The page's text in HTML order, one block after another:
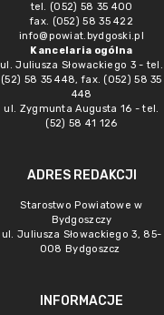
tel. (052) 58 35 400
fax. (052) 58 35 422
info@powiat.bydgoski.pl
Kancelaria ogólna
ul. Juliusza Słowackiego 3 - tel.
(52) 58 35 448, fax. (052) 58 35
448
ul. Zygmunta Augusta 16 - tel.
(52) 58 41 126
ADRES REDAKCJI
Starostwo Powiatowe w
Bydgoszczy
ul. Juliusza Słowackiego 3, 85-
008 Bydgoszcz
INFORMACJE